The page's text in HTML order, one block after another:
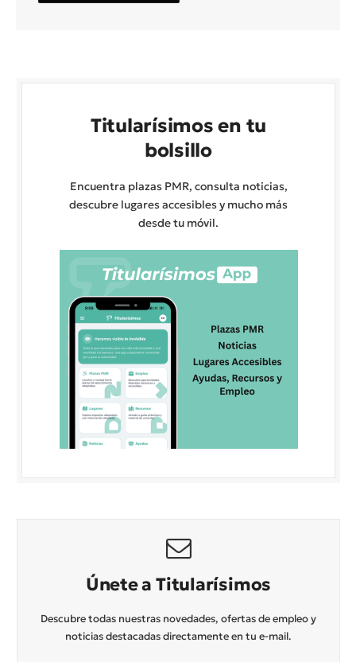
Titularísimos en tu
bolsillo
Encuentra plazas PMR, consulta noticias,
descubre lugares accesibles y mucho más
desde tu móvil.
Únete a Titularísimos
Descubre todas nuestras novedades, ofertas de empleo y
noticias destacadas directamente en tu e-mail.